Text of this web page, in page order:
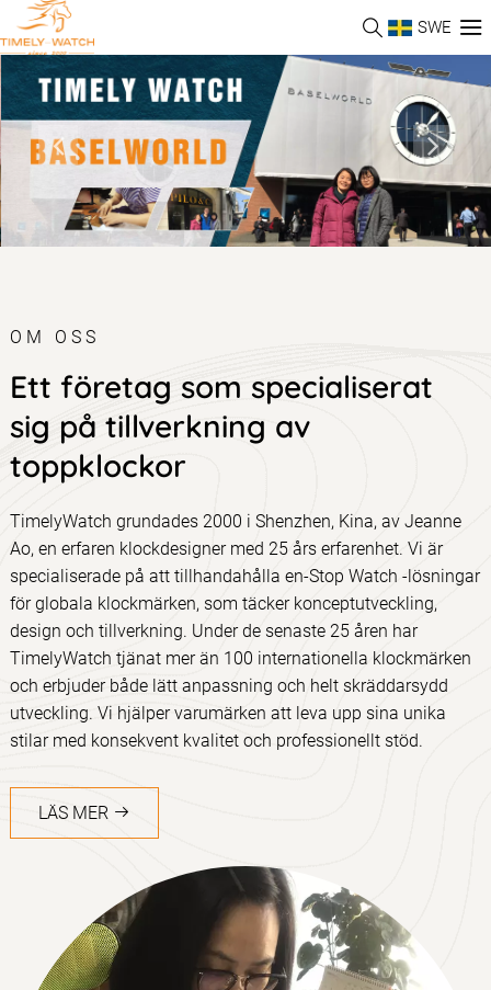
SWE
OM OSS
Ett företag som specialiserat
sig på tillverkning av
toppklockor
TimelyWatch grundades 2000 i Shenzhen, Kina, av Jeanne
Ao, en erfaren klockdesigner med 25 års erfarenhet. Vi är
specialiserade på att tillhandahålla en-Stop Watch -lösningar
för globala klockmärken, som täcker konceptutveckling,
design och tillverkning. Under de senaste 25 åren har
TimelyWatch tjänat mer än 100 internationella klockmärken
och erbjuder både lätt anpassning och helt skräddarsydd
utveckling. Vi hjälper varumärken att leva upp sina unika
stilar med konsekvent kvalitet och professionellt stöd.
LÄS MER